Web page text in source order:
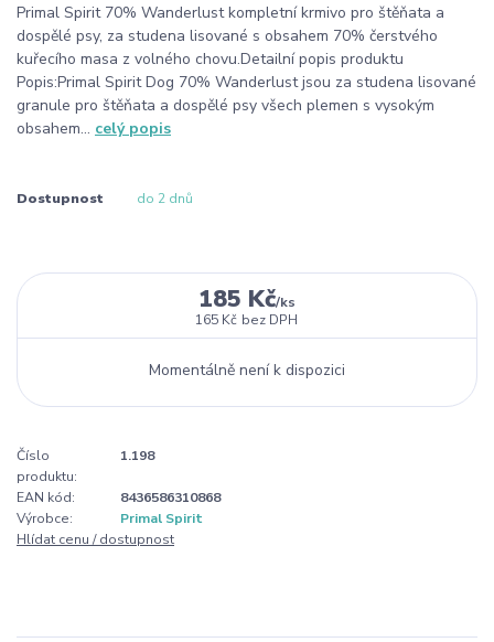
Primal Spirit 70% Wanderlust kompletní krmivo pro štěňata a
dospělé psy, za studena lisované s obsahem 70% čerstvého
kuřecího masa z volného chovu.Detailní popis produktu
Popis:Primal Spirit Dog 70% Wanderlust jsou za studena lisované
granule pro štěňata a dospělé psy všech plemen s vysokým
obsahem... celý popis
Dostupnost do 2 dnů
185 Kč/ks
165 Kč bez DPH
Momentálně není k dispozici
Číslo
produktu:
1.198
EAN kód:
8436586310868
Výrobce:
Primal Spirit
Hlídat cenu / dostupnost